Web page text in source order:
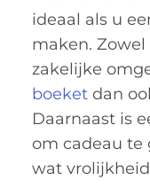
ideaal als u
maken.
zakelijke
boeket dan
Daarnaast is
om cadeau te
wat